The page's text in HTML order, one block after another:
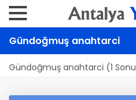
Gündoğmuş anahtarci
Gündoğmuş anahtarci (1